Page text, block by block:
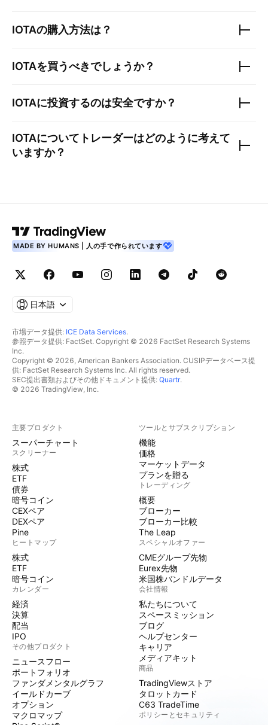
IOTAの購入方法は？
IOTAを買うべきでしょうか？
IOTAに投資するのは安全ですか？
IOTAについてトレーダーはどのように考えて
いますか？
MADE BY HUMANS | 人の手で作られています
日本語
市場データ提供: ICE Data Services.
参照データ提供: FactSet. Copyright © 2026 FactSet Research Systems
Inc.
Copyright © 2026, American Bankers Association. CUSIPデータベース提
供: FactSet Research Systems Inc. All rights reserved.
SEC提出書類およびその他ドキュメント提供: Quartr.
© 2026 TradingView, Inc.
主要プロダクト
スーパーチャート
スクリーナー
株式
ETF
債券
暗号コイン
CEXペア
DEXペア
Pine
ヒートマップ
株式
ETF
暗号コイン
カレンダー
経済
決算
配当
IPO
その他プロダクト
ニュースフロー
ポートフォリオ
ファンダメンタルグラフ
イールドカーブ
オプション
マクロマップ
ツールとサブスクリプション
機能
価格
マーケットデータ
プランを贈る
トレーディング
概要
ブローカー
ブローカー比較
The Leap
スペシャルオファー
CMEグループ先物
Eurex先物
米国株バンドルデータ
会社情報
私たちについて
スペースミッション
ブログ
ヘルプセンター
キャリア
メディアキット
商品
TradingViewストア
タロットカード
C63 TradeTime
ポリシーとセキュリティ